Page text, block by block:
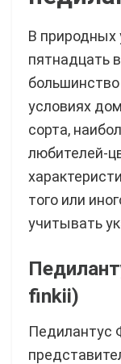
В природных
пятнадцать
большинство
условиях
сорта,
любителей-
того или
учитывать
finkii)
Педилантус